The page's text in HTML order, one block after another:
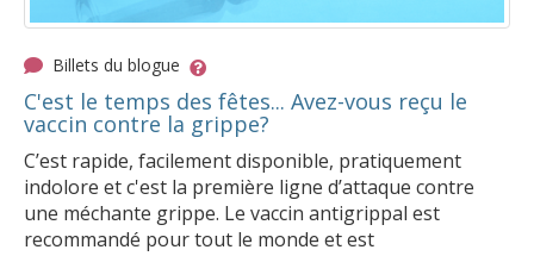
Billets du blogue
C'est le temps des fêtes... Avez-vous reçu le
vaccin contre la grippe?
C’est rapide, facilement disponible, pratiquement
indolore et c'est la première ligne d’attaque contre
une méchante grippe. Le vaccin antigrippal est
recommandé pour tout le monde et est